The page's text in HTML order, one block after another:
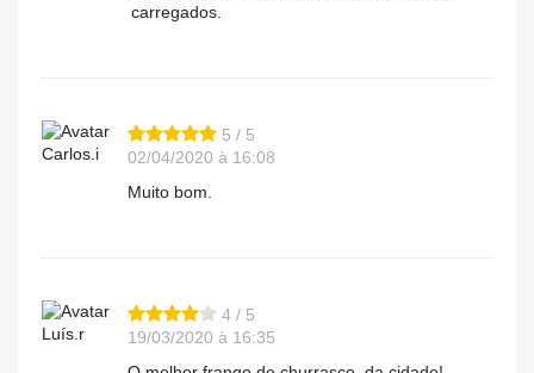
carregados.
Carlos.i
5 / 5
02/04/2020 à 16:08
Muito bom.
Luís.r
4 / 5
19/03/2020 à 16:35